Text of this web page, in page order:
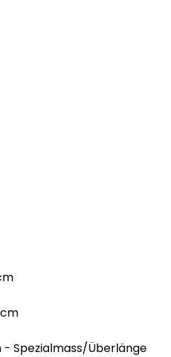
- Spezialmass/Überlänge